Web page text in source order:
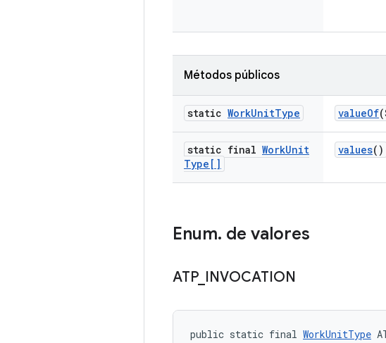
Métodos públicos
static WorkUnitType valueOf
static final WorkUnit
Type[]
values()
Enum. de valores
ATP_ INVOCATION
public static final WorkUnitType